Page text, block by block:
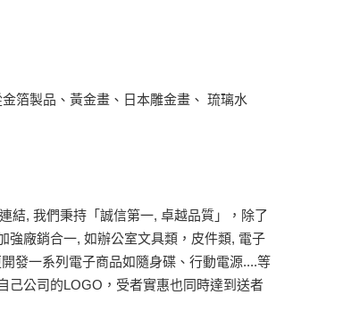
金箔製品 、 黃金畫 、 日本雕金畫 、 琉璃水
結, 我們秉持「誠信第一, 卓越品質」 ， 除了
強廠銷合一, 如辦公室文具類 ， 皮件類, 電子
開發一系列電子商品如隨身碟 、行動電源....等
己公司的LOGO ， 受者實惠也同時達到送者